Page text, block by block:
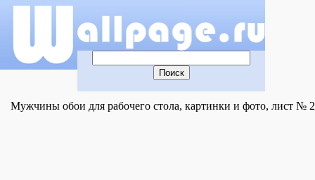
Мужчины обои для рабочего стола, картинки и фото, лист №